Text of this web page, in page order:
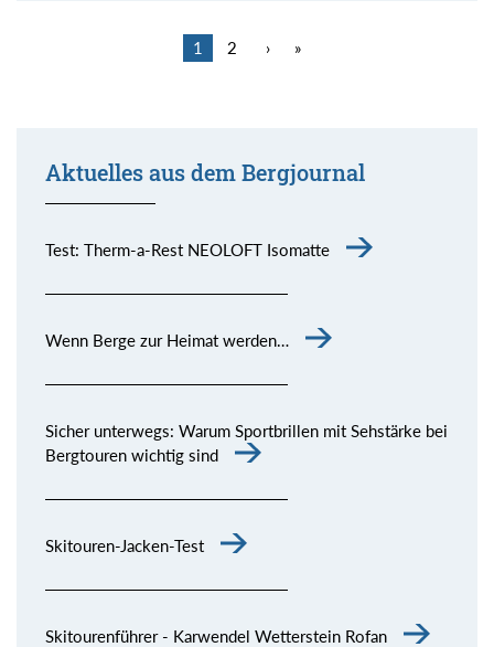
1 2 › »
Aktuelles aus dem Bergjournal
Test: Therm-a-Rest NEOLOFT Isomatte
Wenn Berge zur Heimat werden…
Sicher unterwegs: Warum Sportbrillen mit Sehstärke bei
Bergtouren wichtig sind
Skitouren-Jacken-Test
Skitourenführer - Karwendel Wetterstein Rofan